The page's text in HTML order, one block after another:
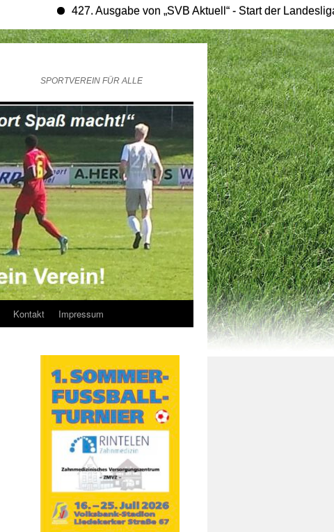
427. Ausgabe von „SVB Aktuell“ - Start der Landesligasaison
SPORTVEREIN FÜR ALLE
Kontakt Impressum